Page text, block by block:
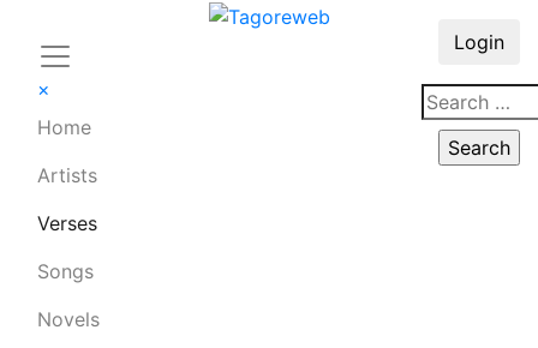
×
Home
Artists
Verses
Songs
Novels
Login